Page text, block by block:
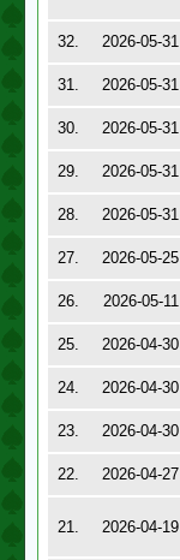
32. 2026-05-31
31.
2026-05-31
30.
2026-05-31
29.
2026-05-31
28.
2026-05-31
27.
2026-05-25
26.
2026-05-11
25.
2026-04-30
24.
2026-04-30
23.
2026-04-30
22.
2026-04-27
21. 2026-04-19